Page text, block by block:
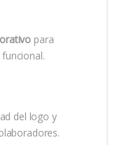
para
del logo y